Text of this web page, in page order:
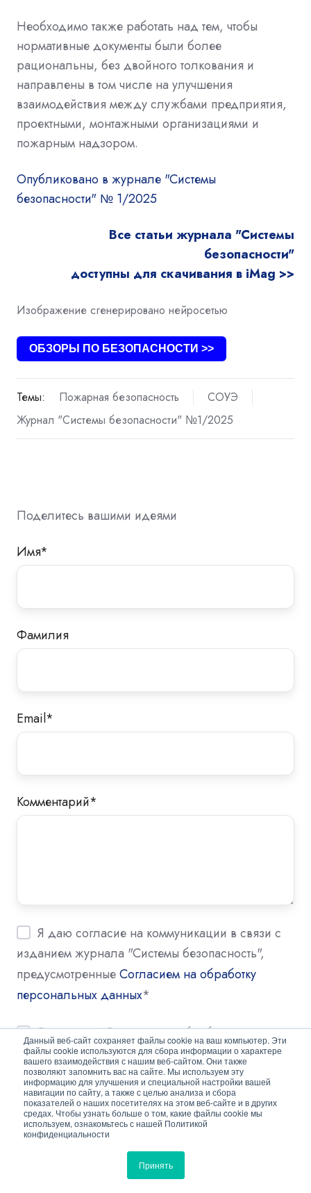
Данный веб-сайт сохраняет файлы cookie на ваш компьютер. Эти
файлы cookie используются для сбора информации о характере
вашего взаимодействия с нашим веб-сайтом. Они также
позволяют запомнить вас на сайте. Мы используем эту
информацию для улучшения и специальной настройки вашей
навигации по сайту, а также с целью анализа и сбора
показателей о наших посетителях на этом веб-сайте и в других
средах. Чтобы узнать больше о том, какие файлы cookie мы
используем, ознакомьтесь с нашей Политикой
конфиденциальности
Принять
Необходимо также работать над тем, чтобы
нормативные документы были более
рациональны, без двойного толкования и
направлены в том числе на улучшения
взаимодействия между службами предприятия,
проектными, монтажными организациями и
пожарным надзором.
Опубликовано в журнале "Системы
безопасности" № 1/2025
Все статьи журнала "Системы
безопасности"
доступны для скачивания в iMag >>
Изображение сгенерировано нейросетью
ОБЗОРЫ ПО БЕЗОПАСНОСТИ >>
Темы: Пожарная безопасность
СОУЭ
Журнал "Системы безопасности" №1/2025
Поделитесь вашими идеями
Имя*
Фамилия
Email*
Комментарий*
Я даю согласие на коммуникации в связи с
изданием журнала "Системы безопасность",
предусмотренныеСогласием на обработку
персональных данных*
Я даю своё Согласие на обработку моих
персональных данных. С"Политикой
конфиденциальности"ознакомлен и согласен.